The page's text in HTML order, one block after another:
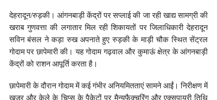
देहरादून/रुड़की। आंगनबाड़ी केंद्रों पर सप्लाई की जा रही खाद्य सामग्री की
खराब गुणवत्ता की लगातार मिल रही शिकायतों पर जिलाधिकारी देहरादून
सविन बंसल ने कड़ा रुख अपनाते हुए रुड़की के माड़ी चौक स्थित सेंट्रल
गोदाम पर छापेमारी की। यह गोदाम गढ़वाल और कुमाऊं क्षेत्र के आंगनबाड़ी
केंद्रों को राशन आपूर्ति करता है।
छापेमारी के दौरान गोदाम में कई गंभीर अनियमितताएं सामने आईं। निरीक्षण में
खजूर और केले के चिप्स के पैकेटों पर मैन्युफैक्चरिंग और एक्सपायरी तिथि